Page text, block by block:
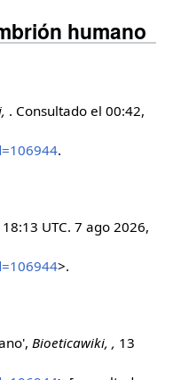
humano
. Consultado el 00:42,
.
UTC. 7 ago 2026,
>.
Bioeticawiki, , 13